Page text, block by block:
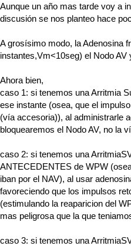
Aunque un año mas tarde voy a
discusión se nos planteo hace
A grosísimo modo, la Adenosina
instantes,Vm<10seg) el Nodo AV
Ahora bien,
caso 1: si tenemos una Arritmia
ese instante (osea, que el
(vía accesoria)), al administrarle
bloquearemos el Nodo AV, no la
caso 2: si tenemos una
ANTECEDENTES de WPW
iban por el NAV), al usar
favoreciendo que los impulsos
(estimulando la reaparicion del
mas peligrosa que la que
caso 3: si tenemos una